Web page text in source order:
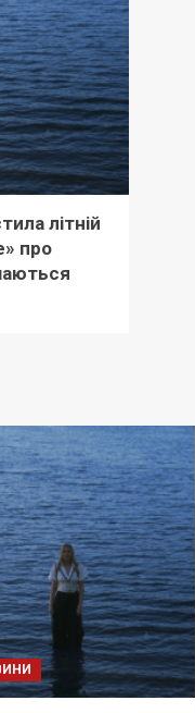
літній
про